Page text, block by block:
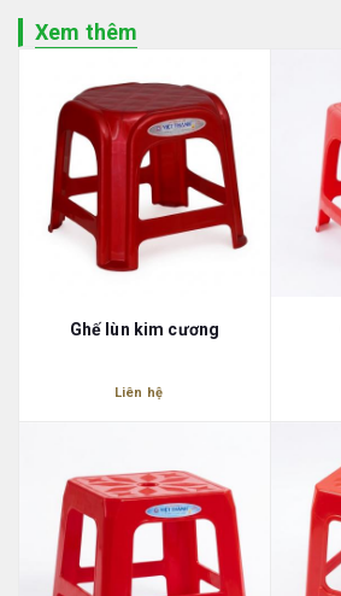
Xem thêm
Ghế lùn kim cương
Liên hệ